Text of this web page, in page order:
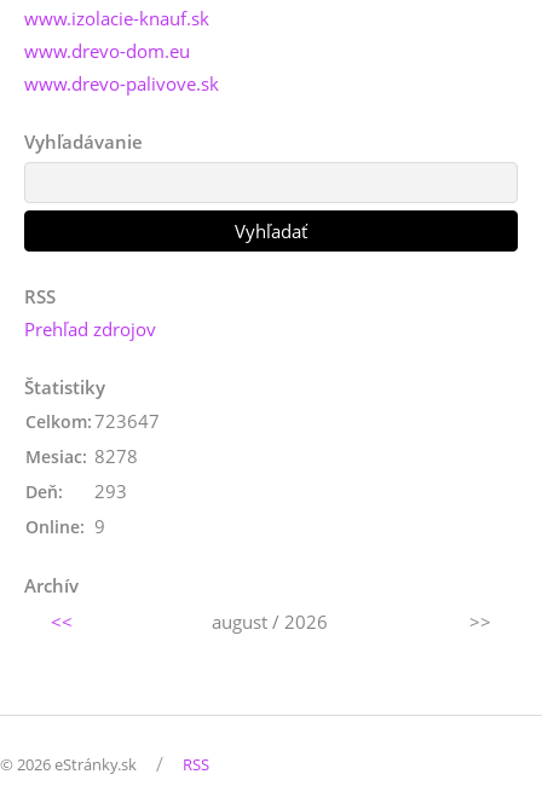
www.izolacie-knauf.sk
www.drevo-dom.eu
www.drevo-palivove.sk
Vyhľadávanie
RSS
Prehľad zdrojov
Štatistiky
Online: 9
Celkom:723647
Mesiac: 8278
Deň: 293
Archív
<<
august / 2026 >>
© 2026 eStránky.sk / RSS